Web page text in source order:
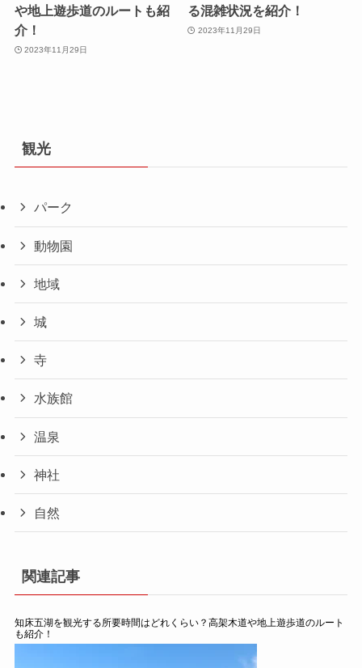
や地上遊歩道のルートも紹
介！
2023年11月29日
る混雑状況を紹介！
2023年11月29日
観光
パーク
動物園
地域
城
寺
水族館
温泉
神社
自然
関連記事
知床五湖を観光する所要時間はどれくらい？高架木道や地上遊歩道のルート
も紹介！